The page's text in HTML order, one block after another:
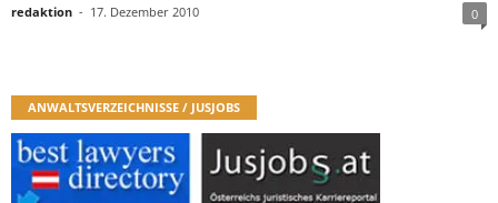
redaktion - 17. Dezember 2010 0
ANWALTSVERZEICHNISSE / JUSJOBS